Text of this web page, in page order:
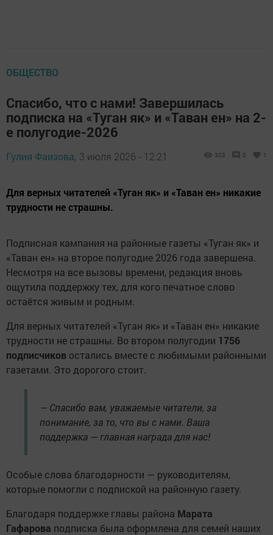
ОБЩЕСТВО
Спасибо, что с нами! Завершилась
подписка на «Туган як» и «Таван ен» на 2-
е полугодие-2026
Гулия Фаизова, 3 июля 2026 - 12:21 303 0 1
Для верных читателей «Туган як» и «Таван ен» никакие
трудности не страшны.
Подписная кампания на районные газеты «Туган як» и
«Таван ен» на второе полугодие 2026 года завершена.
Несмотря на все вызовы времени, редакция вновь
ощутила поддержку тех, для кого печатное слово
остаётся живым и родным.
Для верных читателей «Туган як» и «Таван ен» никакие
трудности не страшны. Во втором полугодии 1756
подписчиков остались вместе с любимыми районными
газетами. Это дорогого стоит.
— Спасибо вам, уважаемые читатели, за
понимание, за то, что вы с нами. Ваша
поддержка — главная награда для нас!
Особые слова благодарности — руководителям,
которые помогли с подпиской на районную газету.
Благодаря поддержке главы района Марата
Гафарова подписка была оформлена для семей наших